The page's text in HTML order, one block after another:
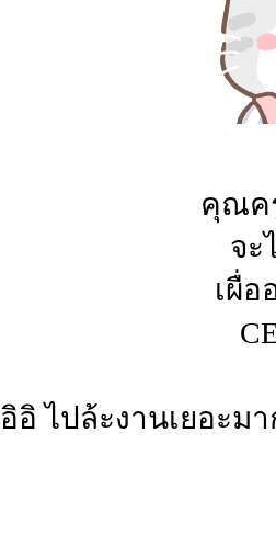
คุณค
จะ
เผื่
อิอิ ไปล้ะงานเยอะม